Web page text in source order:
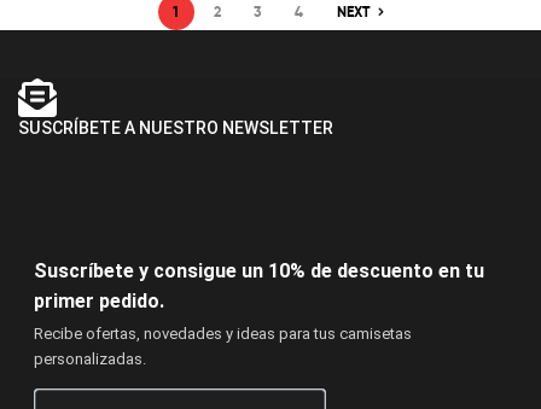
1 2 3 4 NEXT
SUSCRÍBETE A NUESTRO NEWSLETTER
Suscríbete y consigue un 10% de descuento en tu
primer pedido.
Recibe ofertas, novedades y ideas para tus camisetas
personalizadas.